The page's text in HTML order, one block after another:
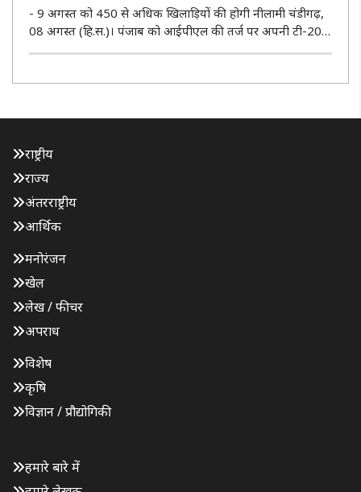
फ्रेंचाइजी टीमें लेंगी हिस्सा
- 9 अगस्त को 450 से अधिक खिलाड़ियों की होगी नीलामी चंडीगढ़,
08 अगस्त (हि.स.)। पंजाब को आईपीएल की तर्ज पर अपनी टी-20
क्रिकेट लीग मिलने जा रही है। मुख्यमंत्री भगवंत सिंह मान ने शनिवार
में ..
राष्ट्रीय
राज्य
अंतरराष्ट्रीय
आर्थिक
मनोरंजन
खेल
लेख / फीचर
अपराध
विशेष
कृषि
विज्ञान / प्रौद्योगिकी
हमारे बारे में